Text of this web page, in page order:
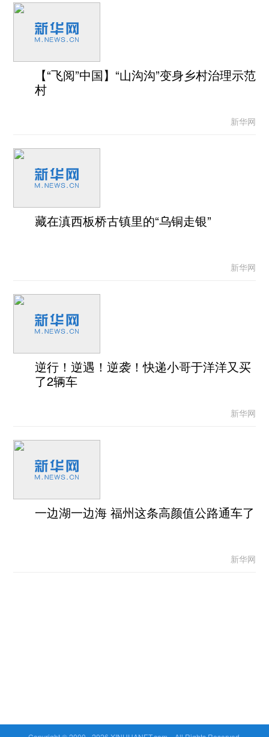
【“飞阅”中国】“山沟沟”变身乡村治理示范
村
新华网
藏在滇西板桥古镇里的“乌铜走银”
新华网
逆行！逆遇！逆袭！快递小哥于洋洋又买
了2辆车
新华网
一边湖一边海 福州这条高颜值公路通车了
新华网